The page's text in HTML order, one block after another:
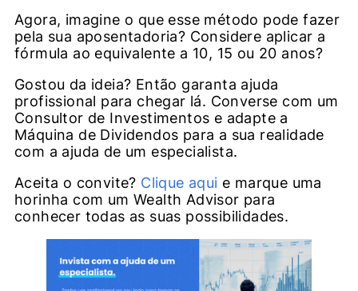
Agora, imagine o que esse método pode fazer
pela sua aposentadoria? Considere aplicar a
fórmula ao equivalente a 10, 15 ou 20 anos?
Gostou da ideia? Então garanta ajuda
profissional para chegar lá. Converse com um
Consultor de Investimentos e adapte a
Máquina de Dividendos para a sua realidade
com a ajuda de um especialista.
Aceita o convite? Clique aqui e marque uma
horinha com um Wealth Advisor para
conhecer todas as suas possibilidades.